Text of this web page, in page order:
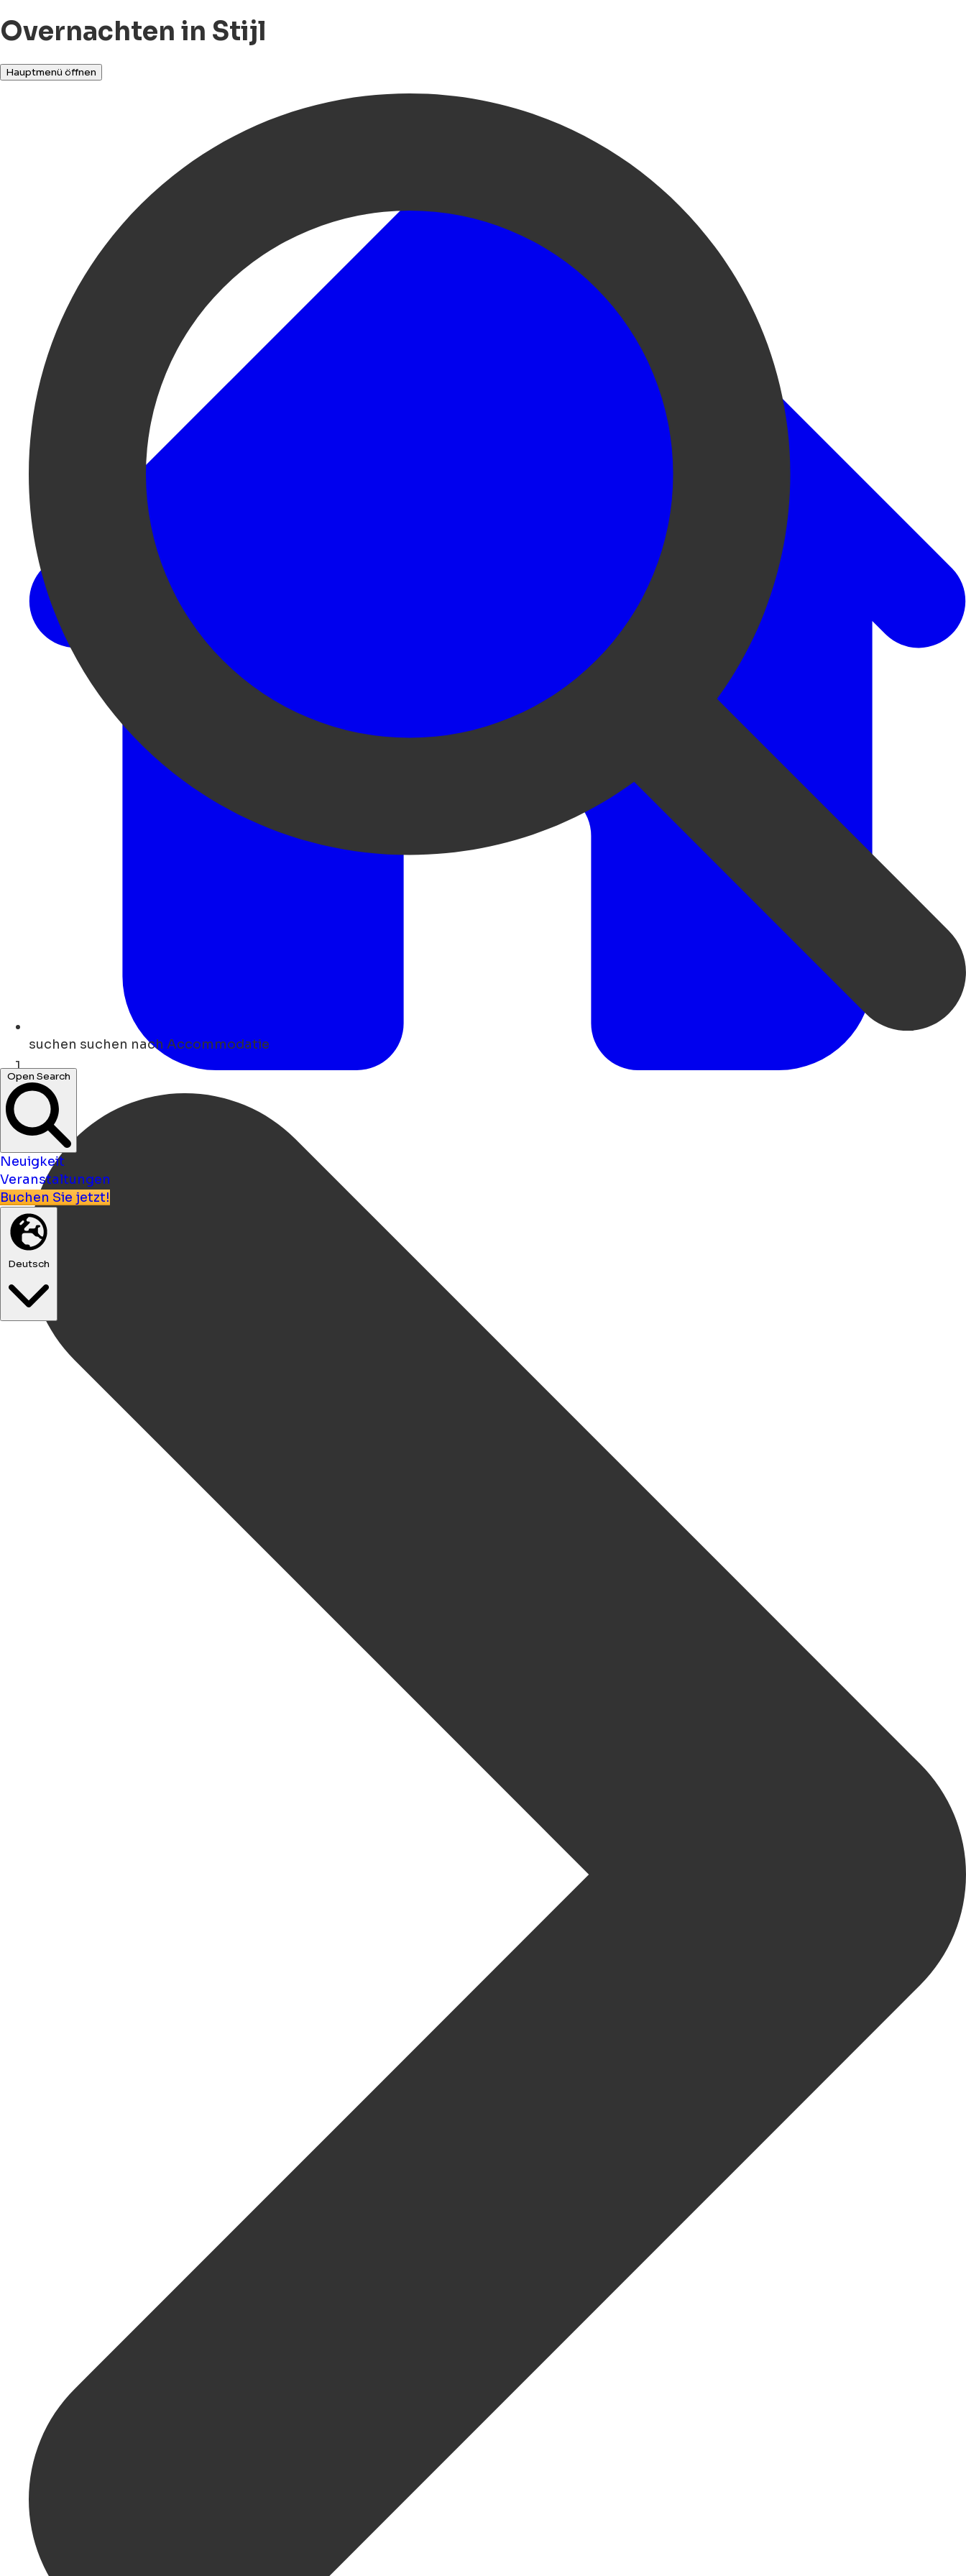
Overnachten in Stijl
Hauptmenü öffnen
suchen suchen nach Accommodatie
Open Search
Neuigkeit
Veranstaltungen
Buchen Sie jetzt!
Deutsch
Heim